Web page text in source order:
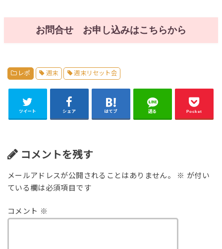
お問合せ お申し込みはこちらから
レポ 週末 週末リセット会
ツイート シェア はてブ 送る Pocket
コメントを残す
メールアドレスが公開されることはありません。 ※ が付い
ている欄は必須項目です
コメント ※